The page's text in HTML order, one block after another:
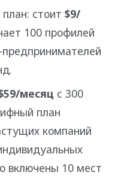
план: стоит$9/
100 профилей
месяц с 300
план
компаний
включены 10 мест